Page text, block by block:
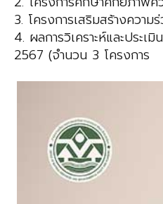
3. โครงการเสริมสร้างควา
4. ผลการวิเคราะห์และประ
2567 (จำนวน 3 โครงการ